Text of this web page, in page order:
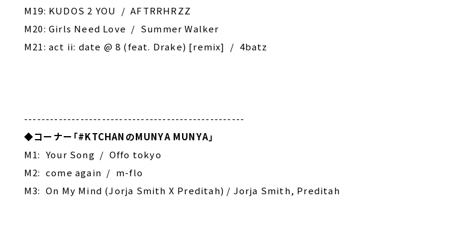
M19: KUDOS 2 YOU / AFTRRHRZZ
M20: Girls Need Love / Summer Walker
M21: act ii: date @ 8 (feat. Drake) [remix] / 4batz
---------------------------------------------------
◆コーナー「#KTCHANのMUNYA MUNYA」
M1: Your Song / Offo tokyo
M2: come again / m-flo
M3: On My Mind (Jorja Smith X Preditah) / Jorja Smith, Preditah